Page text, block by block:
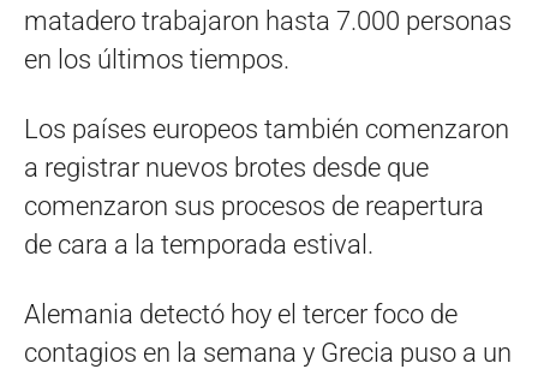
matadero trabajaron hasta 7.000 personas
en los últimos tiempos.
Los países europeos también comenzaron
a registrar nuevos brotes desde que
comenzaron sus procesos de reapertura
de cara a la temporada estival.
Alemania detectó hoy el tercer foco de
contagios en la semana y Grecia puso a un